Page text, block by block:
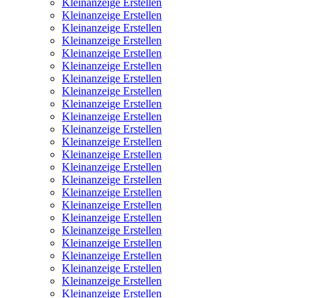
Kleinanzeige Erstellen
Kleinanzeige Erstellen
Kleinanzeige Erstellen
Kleinanzeige Erstellen
Kleinanzeige Erstellen
Kleinanzeige Erstellen
Kleinanzeige Erstellen
Kleinanzeige Erstellen
Kleinanzeige Erstellen
Kleinanzeige Erstellen
Kleinanzeige Erstellen
Kleinanzeige Erstellen
Kleinanzeige Erstellen
Kleinanzeige Erstellen
Kleinanzeige Erstellen
Kleinanzeige Erstellen
Kleinanzeige Erstellen
Kleinanzeige Erstellen
Kleinanzeige Erstellen
Kleinanzeige Erstellen
Kleinanzeige Erstellen
Kleinanzeige Erstellen
Kleinanzeige Erstellen